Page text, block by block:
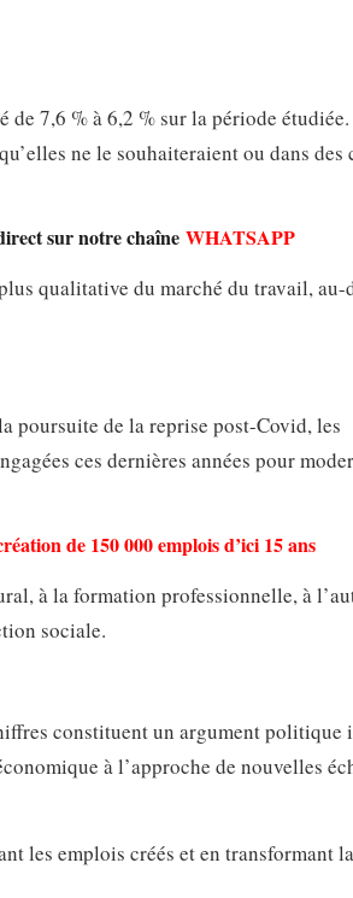
de 7,6 % à 6,2 % sur la période
ne le souhaiteraient ou dans des
sur notre chaîneWHATSAPP
qualitative du marché du travail, au-
poursuite de la reprise post-Covid, les
ces dernières années pour
de 150 000 emplois d’ici 15 ans
à la formation professionnelle, à
sociale.
constituent un argument politique
à l’approche de nouvelles
les emplois créés et en transformant